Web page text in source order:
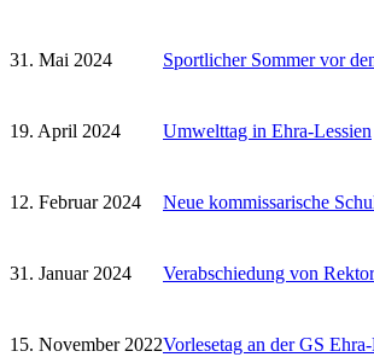
31. Mai 2024 Sportlicher Sommer vor
19. April 2024 Umwelttag in Ehra-Lessien
12. Februar 2024 Neue kommissarische
31. Januar 2024 Verabschiedung von
15. November 2022Vorlesetag an der GS